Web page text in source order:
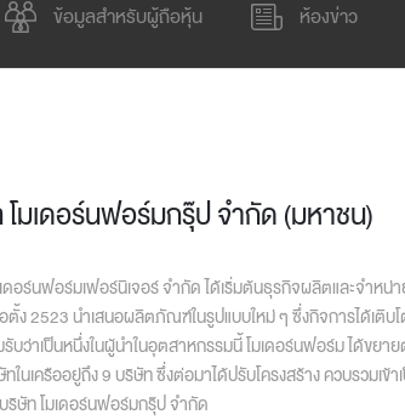
ข้อมูลสำหรับผู้ถือหุ้น ห้องข่าว
มเดอร์นฟอร์มกรุ๊ป จำกัด (มหาชน)
ดอร์นฟอร์มเฟอร์นิเจอร์ จำกัด ได้เริ่มต้นธุรกิจผลิตและจำหน่
ตั้ง 2523 นำเสนอผลิตภัณฑ์ในรูปแบบใหม่ ๆ ซึ่งกิจการได้เติบโ
บว่าเป็นหนึ่งในผู้นำในอุตสาหกรรมนี้ โมเดอร์นฟอร์ม ได้ขยา
ในเครืออยู่ถึง 9 บริษัท ซึ่งต่อมาได้ปรับโครงสร้าง ควบรวมเข้
ริษัท โมเดอร์นฟอร์มกรุ๊ป จำกัด